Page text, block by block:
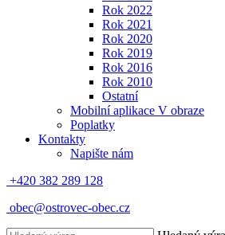
Rok 2022
Rok 2021
Rok 2020
Rok 2019
Rok 2016
Rok 2010
Ostatní
Mobilní aplikace V obraze
Poplatky
Kontakty
Napište nám
+420 382 289 128
obec@ostrovec-obec.cz